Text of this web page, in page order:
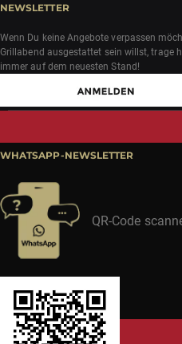
NEWSLETTER
Wenn Du keine Angebote verpassen
Grillabend ausgestattet sein willst, trage
immer auf dem neuesten Stand!
WHATSAPP-NEWSLETTER
QR-Code